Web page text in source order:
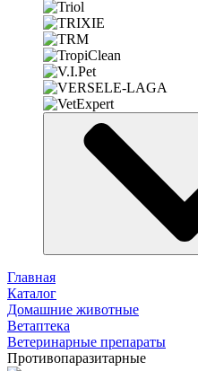
Главная
Каталог
Домашние животные
Ветаптека
Ветеринарные препараты
Противопаразитарные